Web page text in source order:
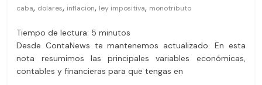
caba, dolares, inflacion, ley impositiva, monotributo
Tiempo de lectura: 5 minutos
Desde ContaNews te mantenemos actualizado. En esta
nota resumimos las principales variables económicas,
contables y financieras para que tengas en